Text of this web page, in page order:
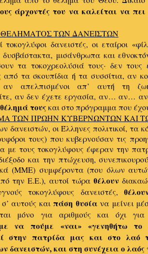
άρχοντές του να καλείται να πει
ΘΕΛΗΜΑΤΟΣ ΤΩΝ ΔΑΝΕΙΣΤΩΝ
τοκογλύφοι δανειστές, οι εταίροι
δυσβάστακτα, μισάνθρωπα και
τα τοκοχρεολύσιά τους· δεν τους
από τα σκουπίδια ή τα συσσίτια, αν
αν απελπισμένοι απ’ αυτή τη
αν δεν έχετε εργασία, αν… αν…
τουςκαι στο πρόγραμμα που
ΤΩΝ ΠΡΩΗΝ ΚΥΒΕΡΝΩΝΤΩΝ ΚΑΙ
δανειστών, οι Έλληνες πολιτικοί, τα
τους) που κυβερνούσαν τις
με τους τοκογλύφους έφεραν την
και την πτώχευση,
(ΜΜΕ) συμφέροντα (που όλων
την Ε.Ε.), αυτοί τώρα θέλουν
τοκογλύφους δανειστές,
αυτούς καιπάση θυσίανα μείνει
μόνο για αριθμούς και όχι
να πούμε «ναι» «γενηθήτω
στην πατρίδα μας και στο λαό
δανειστών, και στη συνέχεια ο